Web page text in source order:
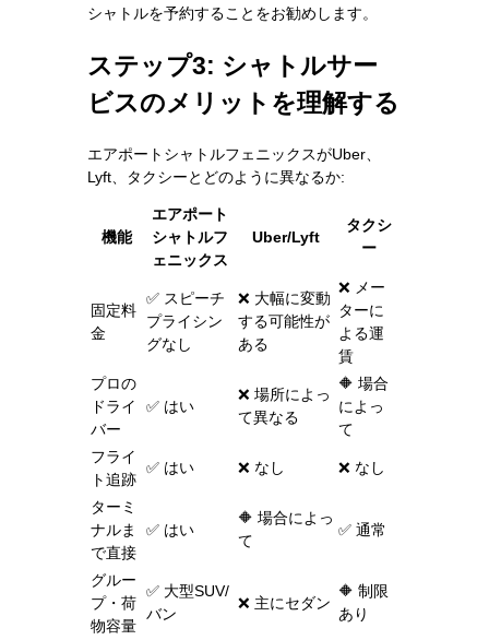
シャトルを予約することをお勧めします。
ステップ3: シャトルサー
ビスのメリットを理解する
エアポートシャトルフェニックスがUber、
Lyft、タクシーとどのように異なるか:
機能
エアポート
シャトルフ
ェニックス
Uber/Lyft
タクシ
ー
固定料
金
✅ スピーチ
プライシン
グなし
❌ 大幅に変動
する可能性が
ある
❌ メー
ターに
よる運
賃
プロの
ドライ
バー
✅ はい
❌ 場所によっ
て異なる
🔶 場合
によっ
て
フライ
ト追跡
✅ はい ❌ なし ❌ なし
ターミ
ナルま
で直接
✅ はい
🔶 場合によっ
て
✅ 通常
グルー
プ・荷
物容量
✅ 大型SUV/
バン
❌ 主にセダン
🔶 制限
あり